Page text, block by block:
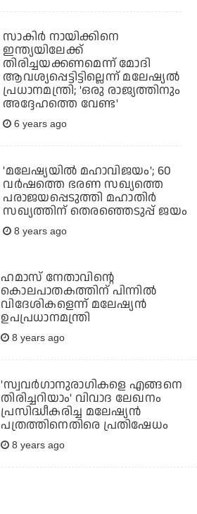
സാകിര്‍ നായിക്കിനെ
ഇന്ത്യയിലേക്ക്
തിരിച്ചയക്കണമെന്ന് മോദി
ആവശ്യപ്പെട്ടിട്ടില്ലെന്ന് മലേഷ്യല്‍
പ്രധാനമന്ത്രി; 'ഒരു രാജ്യത്തിനും
അദ്ദേഹത്തെ വേണ്ട'
6 years ago
'മലേഷ്യയില്‍ മഹാവിജയം'; 60
വര്‍ഷത്തെ ഭരണ സഖ്യത്തെ
പരാജയപ്പെടുത്തി മഹാതിര്‍
സഖ്യത്തിന് തെരഞ്ഞെടുപ്പ് ജയം
8 years ago
ഹമാസ് നേതാവിന്റെ
കൊലപാതകത്തിന് പിന്നില്‍
വിദേശികളെന്ന് മലേഷ്യന്‍
ഉപപ്രധാനമന്ത്രി
8 years ago
'സ്വവര്‍ഗാനുരാഗികളെ എങ്ങനെ
തിരിച്ചറിയാം' വിവാദ ലേഖനം
പ്രസിദ്ധീകരിച്ച മലേഷ്യന്‍
പത്രത്തിനെതിരെ പ്രതിഷേധം
8 years ago